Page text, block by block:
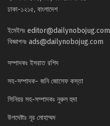
ঢাকা-১২১৫, বাংলাদেশ
ইমেইলঃ editor@dailynobojug.com
বিজ্ঞাপনঃ ads@dailynobojug.com
সম্পাদকঃ ইসরাত রশিদ
সহ-সম্পাদক- জনি জোসেফ কস্তা
সিনিয়র সহ-সম্পাদকঃ নুরুল হুদা
উপদেষ্টাঃ নূর মোহাম্মদ